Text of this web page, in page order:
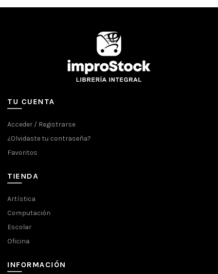
TU CUENTA
Acceder / Registrarse
¿Olvidaste tu contraseña?
Favoritos
TIENDA
Artística
Computación
Escolar
Oficina
INFORMACIÓN